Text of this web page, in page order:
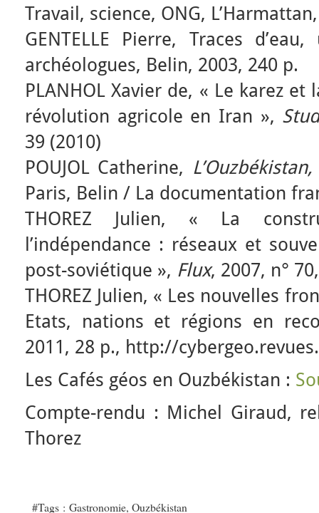
Travail, science, ONG,
GENTELLE Pierre, Traces
archéologues, Belin, 2003, 240 p.
PLANHOL Xavier de, « Le karez
révolution agricole en Iran »,
39 (2010)
POUJOL Catherine,
Paris, Belin / La documentation
THOREZ Julien, « La
l’indépendance : réseaux et
post-soviétique », Flux, 2007, n°
THOREZ Julien, « Les nouvelles
Etats, nations et régions en
2011, 28 p., http://
Les Cafés géos en Ouzbékistan :
Compte-rendu : Michel Giraud,
Thorez
#Tags : Gastronomie, Ouzbékistan